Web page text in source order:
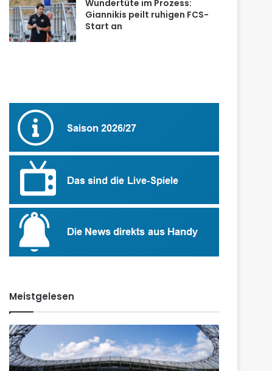
Wundertüte im Prozess:
Giannikis peilt ruhigen FCS-
Start an
Meistgelesen